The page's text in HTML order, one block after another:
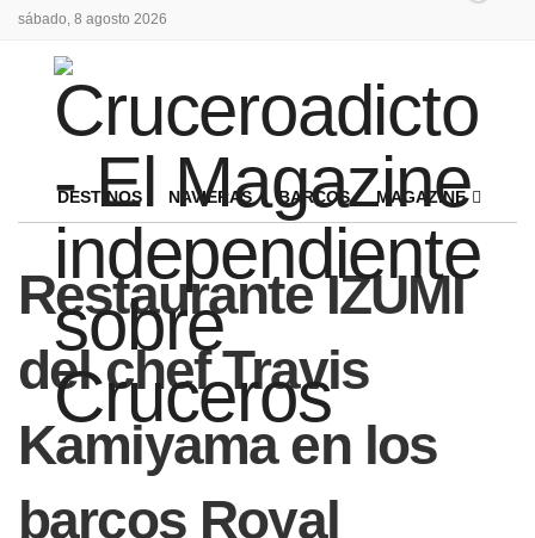
sábado, 8 agosto 2026
DESTINOS NAVIERAS BARCOS MAGAZINE
Restaurante IZUMI
del chef Travis
Kamiyama en los
barcos Royal